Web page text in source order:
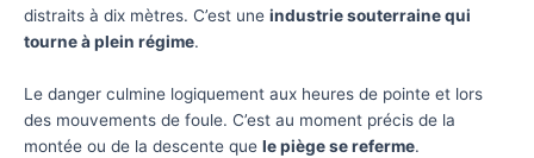
distraits à dix mètres. C’est une industrie souterraine qui
tourne à plein régime.
Le danger culmine logiquement aux heures de pointe et lors
des mouvements de foule. C’est au moment précis de la
montée ou de la descente que le piège se referme.